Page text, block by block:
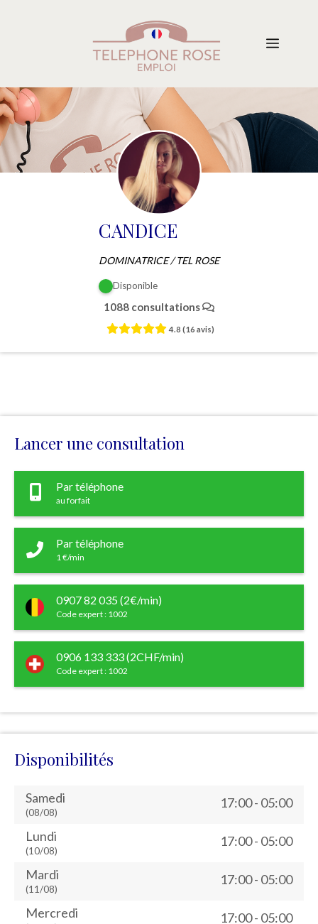
Menu
CANDICE
DOMINATRICE / TEL ROSE
Disponible
1088 consultations
4.8 (16 avis)
Lancer une consultation
Par téléphone
au forfait
Par téléphone
1 €/min
0907 82 035 (2€/min)
Code expert : 1002
0906 133 333 (2CHF/min)
Code expert : 1002
Disponibilités
Samedi
(08/08)
17:00 - 05:00
Lundi
(10/08)
17:00 - 05:00
Mardi
(11/08)
17:00 - 05:00
Mercredi 17:00 - 05:00